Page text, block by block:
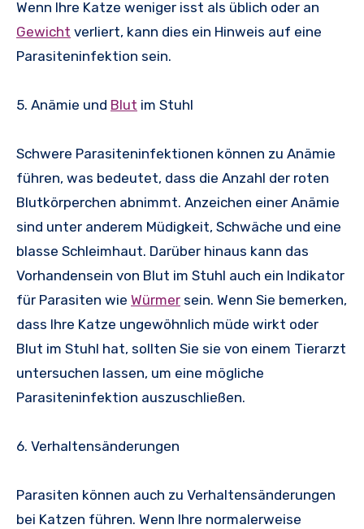
Wenn Ihre Katze weniger isst als üblich oder an
Gewicht verliert, kann dies ein Hinweis auf eine
Parasiteninfektion sein.
5. Anämie und Blut im Stuhl
Schwere Parasiteninfektionen können zu Anämie
führen, was bedeutet, dass die Anzahl der roten
Blutkörperchen abnimmt. Anzeichen einer Anämie
sind unter anderem Müdigkeit, Schwäche und eine
blasse Schleimhaut. Darüber hinaus kann das
Vorhandensein von Blut im Stuhl auch ein Indikator
für Parasiten wie Würmer sein. Wenn Sie bemerken,
dass Ihre Katze ungewöhnlich müde wirkt oder
Blut im Stuhl hat, sollten Sie sie von einem Tierarzt
untersuchen lassen, um eine mögliche
Parasiteninfektion auszuschließen.
6. Verhaltensänderungen
Parasiten können auch zu Verhaltensänderungen
bei Katzen führen. Wenn Ihre normalerweise